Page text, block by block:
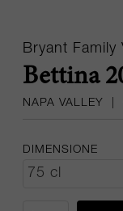
Bryant Family
Bettina
NAPA VALLEY
DIMENSIONE